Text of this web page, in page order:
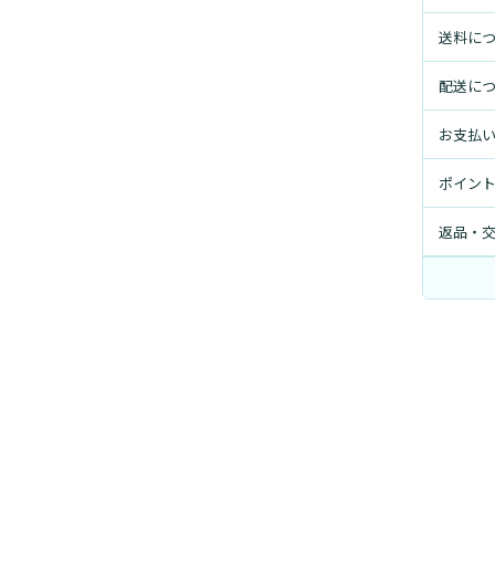
送料に
配送に
お支払
ポイン
返品・